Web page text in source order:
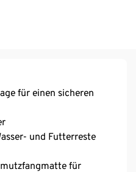
für einen sicheren
und Futterreste
für